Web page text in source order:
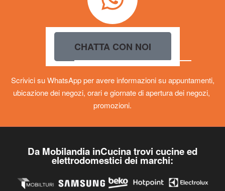
CHATTA CON NOI
Scrivici su WhatsApp per avere informazioni su appuntamenti,
ubicazione dei negozi, orari e giornate di apertura dei negozi,
promozioni.
Da Mobilandia inCucina trovi cucine ed
elettrodomestici dei marchi: